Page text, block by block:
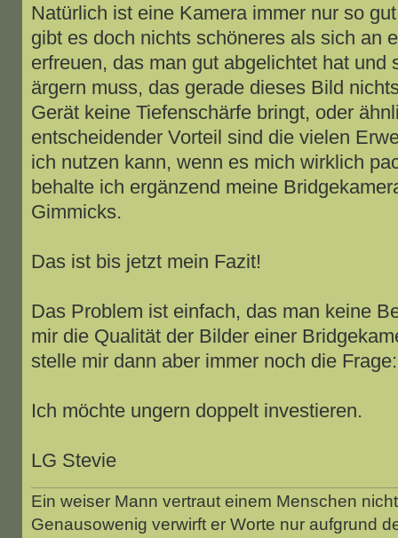
Natürlich ist eine Kamera immer nur so
gibt es doch nichts schöneres als sich an
erfreuen, das man gut abgelichtet hat und
ärgern muss, das gerade dieses Bild
Gerät keine Tiefenschärfe bringt, oder
entscheidender Vorteil sind die vielen
ich nutzen kann, wenn es mich wirklich
behalte ich ergänzend meine
Gimmicks.
Das ist bis jetzt mein Fazit!
Das Problem ist einfach, das man keine
mir die Qualität der Bilder einer
stelle mir dann aber immer noch die
Ich möchte ungern doppelt investieren.
LG Stevie
Ein weiser Mann vertraut einem Menschen
Genausowenig verwirft er Worte nur aufgrund